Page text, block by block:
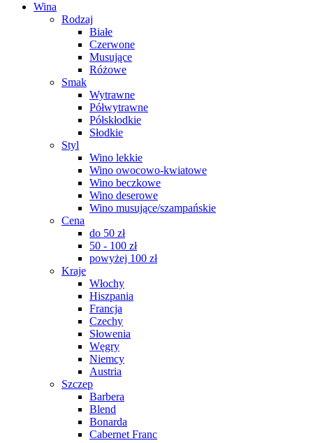
Wina
Rodzaj
Białe
Czerwone
Musujące
Różowe
Smak
Wytrawne
Półwytrawne
Półskłodkie
Słodkie
Styl
Wino lekkie
Wino owocowo-kwiatowe
Wino beczkowe
Wino deserowe
Wino musujące/szampańskie
Cena
do 50 zł
50 - 100 zł
powyżej 100 zł
Kraje
Włochy
Hiszpania
Francja
Czechy
Słowenia
Węgry
Niemcy
Austria
Szczep
Barbera
Blend
Bonarda
Cabernet Franc